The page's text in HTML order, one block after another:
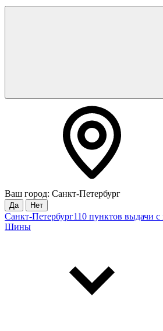
Ваш город: Санкт-Петербург
Да Нет
Санкт-Петербург110 пунктов выдачи
Шины